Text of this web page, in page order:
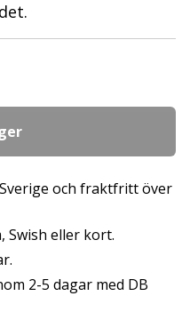
och fraktfritt över
Swish eller kort.
2-5 dagar med DB